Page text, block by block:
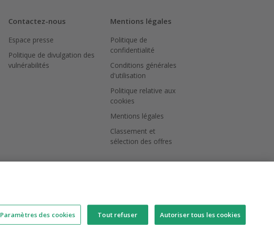
Contactez-nous
Espace presse
Politique de divulgation des
vulnérabilités
Mentions légales
Politique de
confidentialité
Conditions générales
d'utilisation
Politique relative aux
cookies
Mentions légales
Classement et
sélection des offres
Paramètres des cookies Tout refuser Autoriser tous les cookies